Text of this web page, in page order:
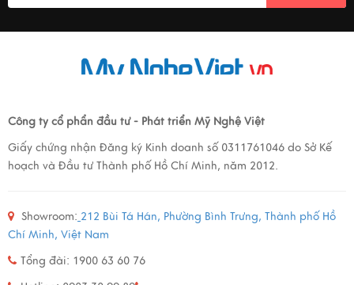
Công ty cổ phẩn đầu tư - Phát triển Mỹ Nghệ Việt
Giấy chứng nhận Đăng ký Kinh doanh số 0311761046 do Sở Kế
hoạch và Đầu tư Thành phố Hồ Chí Minh, năm 2012.
Showroom: 212 Bùi Tá Hán, Phường Bình Trưng, Thành phố Hồ
Chí Minh, Việt Nam
Tổng đài: 1900 63 60 76